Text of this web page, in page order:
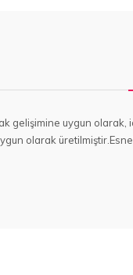
gelişimine uygun
olarak